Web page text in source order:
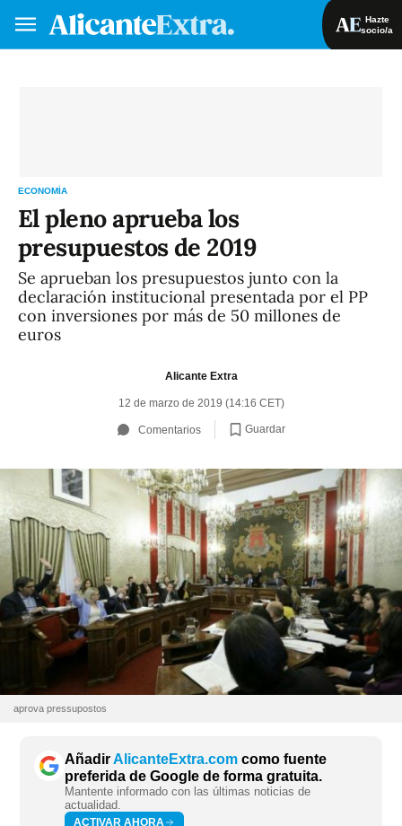
Hazte
socio/a
ECONOMÍA
El pleno aprueba los
presupuestos de 2019
Se aprueban los presupuestos junto con la
declaración institucional presentada por el PP
con inversiones por más de 50 millones de
euros
Alicante Extra
12 de marzo de 2019 (14:16 CET)
Comentarios Guardar
aprova pressupostos
AñadirAlicanteExtra.com como fuente
preferida de Google de forma gratuita.
Mantente informado con las últimas noticias de
actualidad.
ACTIVAR AHORA